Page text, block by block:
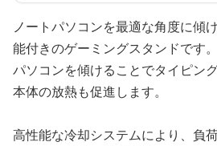
ノートパソコンを最適な角度に傾
能付きのゲーミングスタンドです。
パソコンを傾けることでタイピン
本体の放熱も促進します。
高性能な冷却システムにより、負